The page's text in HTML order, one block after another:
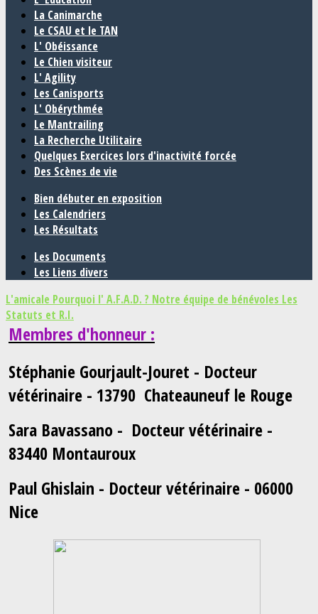
La Canimarche
Le CSAU et le TAN
L' Obéissance
Le Chien visiteur
L' Agility
Les Canisports
L' Obérythmée
Le Mantrailing
La Recherche Utilitaire
Quelques Exercices lors d'inactivité forcée
Des Scènes de vie
Bien débuter en exposition
Les Calendriers
Les Résultats
Les Documents
Les Liens divers
L'amicale Pourquoi l' A.F.A.D. ? Notre équipe de bénévoles Les
Statuts et R.I.
Membres d'honneur :
Stéphanie Gourjault-Jouret - Docteur
vétérinaire - 13790 Chateauneuf le Rouge
Sara Bavassano - Docteur vétérinaire -
83440 Montauroux
Paul Ghislain - Docteur vétérinaire - 06000
Nice